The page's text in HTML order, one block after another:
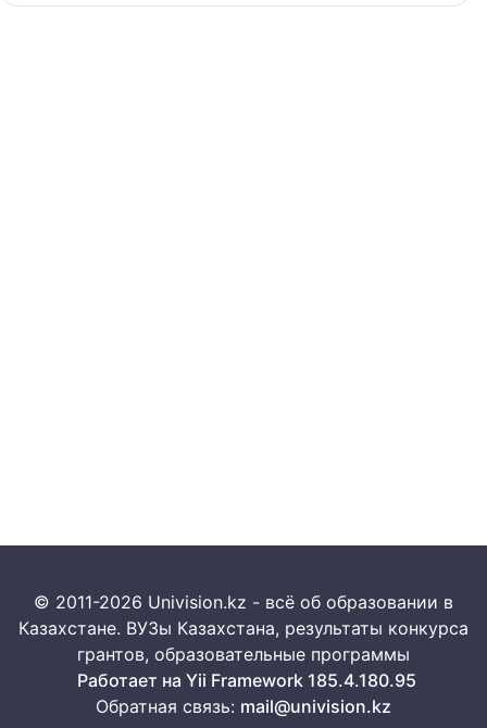
© 2011-2026 Univision.kz - всё об образовании в
Казахстане. ВУЗы Казахстана, результаты конкурса
грантов, образовательные программы
Работает на Yii Framework 185.4.180.95
Обратная связь: mail@univision.kz